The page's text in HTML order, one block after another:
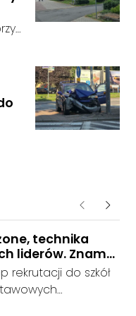
artykułu:
Poprzednie
technika
liderów. Znamy
rekrutacji do
rekrutacji do szkół
przez Powiat